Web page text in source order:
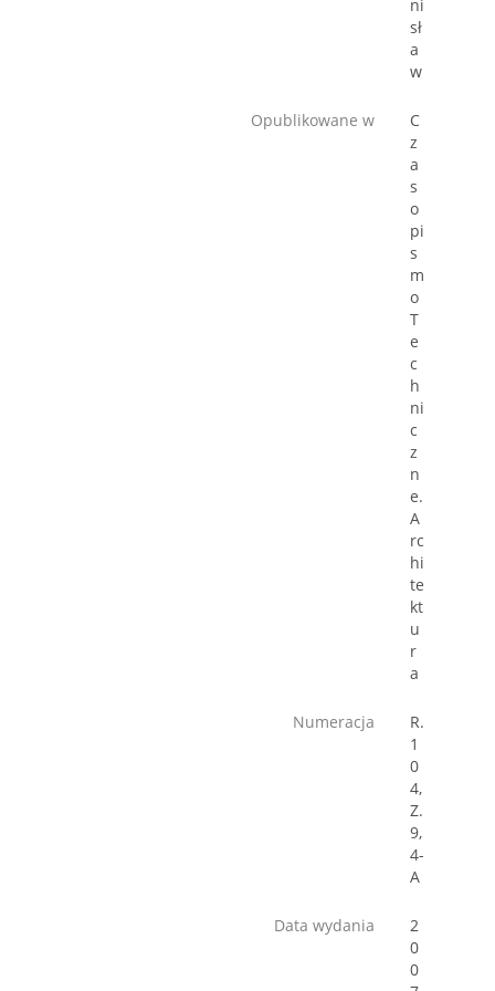
ni
sł
a
w
Opublikowane w
C
z
a
s
o
pi
s
m
o
T
e
c
h
ni
c
z
n
e.
A
rc
hi
te
kt
u
r
a
Numeracja
R.
1
0
4,
Z.
9,
4-
A
Data wydania
2
0
0